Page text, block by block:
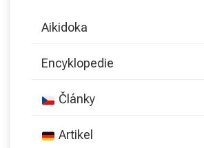
Aikidoka
Encyklopedie
Články
Artikel